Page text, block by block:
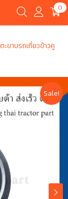
0
ขาบรถเกี่ยวข้าวคู
Sale!